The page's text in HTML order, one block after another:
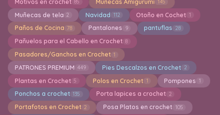
Motivos en crochet 85 Muñecas Amigurumi 145
Muñecas de tela 2 Navidad 112 Otoño en Cochet 1
Paños de Cocina 78 Pantalones 9 pantuflas 28
Pañuelos para el Cabello en Crochet 8
Pasadores/Ganchos en Crochet 1
PATRONES PREMIUM 449 Pies Descalzos en Crochet 2
Plantas en Crochet 5 Polos en Crochet 1 Pompones 1
Ponchos a crochet 135 Porta lapices a crochet 2
Portafotos en Crochet 2 Posa Platos en crochet 105